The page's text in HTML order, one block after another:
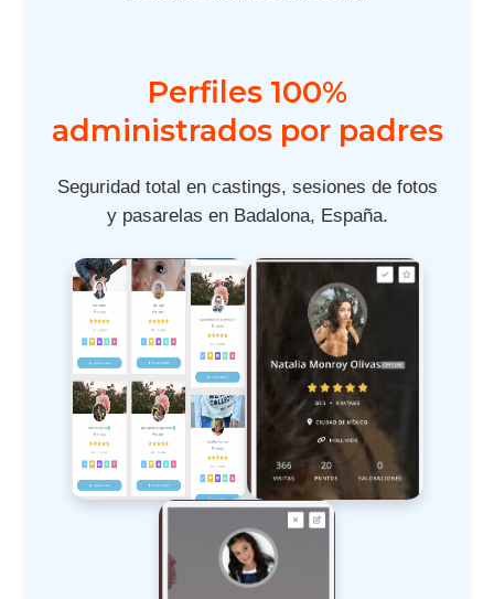
Perfiles 100%
administrados por padres
Seguridad total en castings, sesiones de fotos
y pasarelas en Badalona, España.